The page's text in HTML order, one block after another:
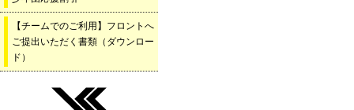
【チームでのご利用】フロントへ
ご提出いただく書類（ダウンロー
ド）